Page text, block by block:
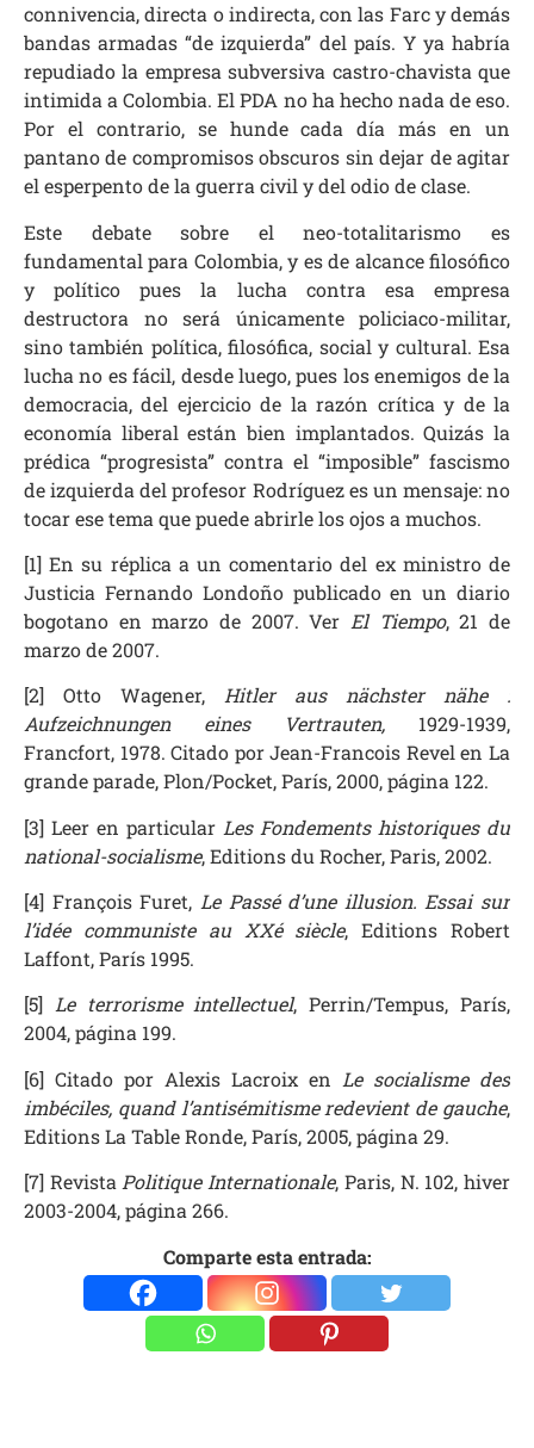
connivencia, directa o indirecta, con las Farc y demás
bandas armadas “de izquierda” del país. Y ya habría
repudiado la empresa subversiva castro-chavista que
intimida a Colombia. El PDA no ha hecho nada de eso.
Por el contrario, se hunde cada día más en un
pantano de compromisos obscuros sin dejar de agitar
el esperpento de la guerra civil y del odio de clase.
Este debate sobre el neo-totalitarismo es
fundamental para Colombia, y es de alcance filosófico
y político pues la lucha contra esa empresa
destructora no será únicamente policiaco-militar,
sino también política, filosófica, social y cultural. Esa
lucha no es fácil, desde luego, pues los enemigos de la
democracia, del ejercicio de la razón crítica y de la
economía liberal están bien implantados. Quizás la
prédica “progresista” contra el “imposible” fascismo
de izquierda del profesor Rodríguez es un mensaje: no
tocar ese tema que puede abrirle los ojos a muchos.
[1] En su réplica a un comentario del ex ministro de
Justicia Fernando Londoño publicado en un diario
bogotano en marzo de 2007. Ver El Tiempo, 21 de
marzo de 2007.
[2] Otto Wagener, Hitler aus nächster nähe :
Aufzeichnungen eines Vertrauten, 1929-1939,
Francfort, 1978. Citado por Jean-Francois Revel en La
grande parade, Plon/Pocket, París, 2000, página 122.
[3] Leer en particular Les Fondements historiques du
national-socialisme, Editions du Rocher, Paris, 2002.
[4] François Furet, Le Passé d’une illusion. Essai sur
l’idée communiste au XXé siècle, Editions Robert
Laffont, París 1995.
[5] Le terrorisme intellectuel, Perrin/Tempus, París,
2004, página 199.
[6] Citado por Alexis Lacroix en Le socialisme des
imbéciles, quand l’antisémitisme redevient de gauche,
Editions La Table Ronde, París, 2005, página 29.
[7] RevistaPolitique Internationale, Paris, N. 102, hiver
2003-2004, página 266.
Comparte esta entrada: